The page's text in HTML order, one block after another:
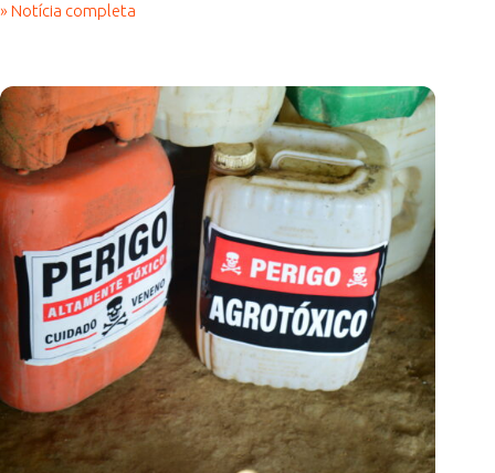
» Notícia completa
Basta
saúde,
justiça
social
e
agroecologia.